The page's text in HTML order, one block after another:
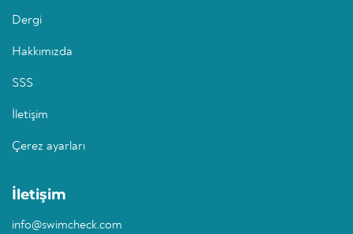
Dergi
Hakkımızda
SSS
İletişim
Çerez ayarları
İletişim
info@swimcheck.com